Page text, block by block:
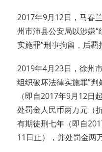
2017年9月12日，马春
州市沛县公安局以涉嫌
实施罪”刑事拘留，后羁
2019年4月23日，徐州
组织破坏法律实施罪”
（即自2017年9月12日
处罚金人民币两万元（
有期徒刑七年（即自
11日止），并处罚金两